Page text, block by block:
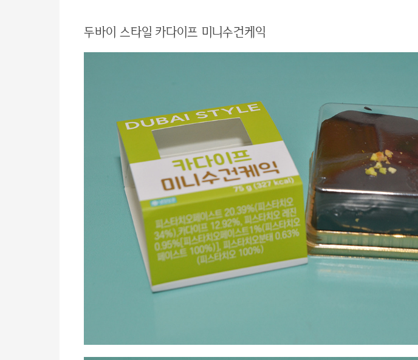
두바이 스타일 카다이프 미니수건케익